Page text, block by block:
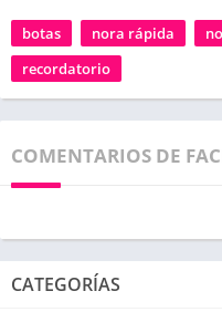
botas nora rápida
recordatorio
COMENTARIOS DE
CATEGORÍAS